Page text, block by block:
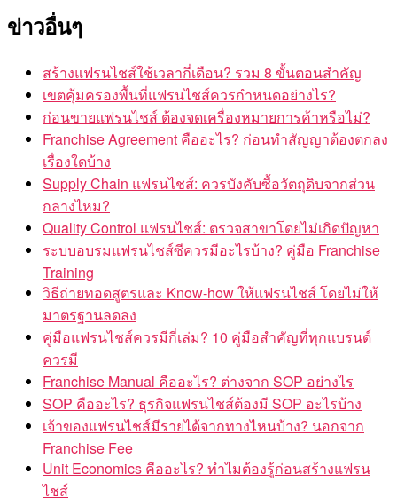
ข่าวอื่นๆ
สร้างแฟรนไชส์ใช้เวลากี่เดือน? รวม 8 ขั้นตอนสำคัญ
เขตคุ้มครองพื้นที่แฟรนไชส์ควรกำหนดอย่างไร?
ก่อนขายแฟรนไชส์ ต้องจดเครื่องหมายการค้าหรือไม่?
Franchise Agreement คืออะไร? ก่อนทำสัญญาต้องตกลง
เรื่องใดบ้าง
Supply Chain แฟรนไชส์: ควรบังคับซื้อวัตถุดิบจากส่วน
กลางไหม?
Quality Control แฟรนไชส์: ตรวจสาขาโดยไม่เกิดปัญหา
ระบบอบรมแฟรนไชส์ซีควรมีอะไรบ้าง? คู่มือ Franchise
Training
วิธีถ่ายทอดสูตรและ Know-how ให้แฟรนไชส์ โดยไม่ให้
มาตรฐานลดลง
คู่มือแฟรนไชส์ควรมีกี่เล่ม? 10 คู่มือสำคัญที่ทุกแบรนด์
ควรมี
Franchise Manual คืออะไร? ต่างจาก SOP อย่างไร
SOP คืออะไร? ธุรกิจแฟรนไชส์ต้องมี SOP อะไรบ้าง
เจ้าของแฟรนไชส์มีรายได้จากทางไหนบ้าง? นอกจาก
Franchise Fee
Unit Economics คืออะไร? ทำไมต้องรู้ก่อนสร้างแฟรน
ไชส์